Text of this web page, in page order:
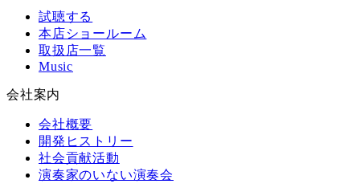
試聴する
本店ショールーム
取扱店一覧
Music
会社案内
会社概要
開発ヒストリー
社会貢献活動
演奏家のいない演奏会